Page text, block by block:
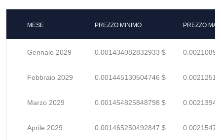
MESE PREZZO MINIMO PREZZO
Gennaio 2029 0.001434082832933 $
Febbraio 2029 0.001445130504746 $
Marzo 2029 0.001454825848798 $
Aprile 2029 0.001465250492847 $